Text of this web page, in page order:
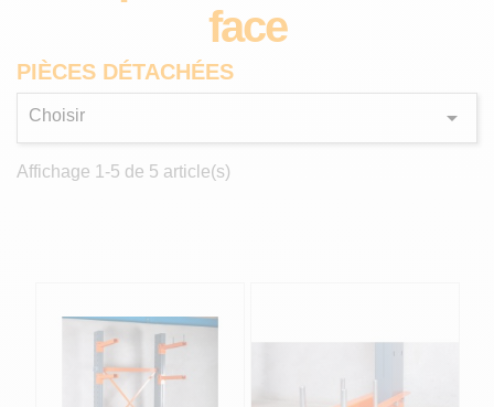
face
PIÈCES DÉTACHÉES
Choisir 
Affichage 1-5 de 5 article(s)